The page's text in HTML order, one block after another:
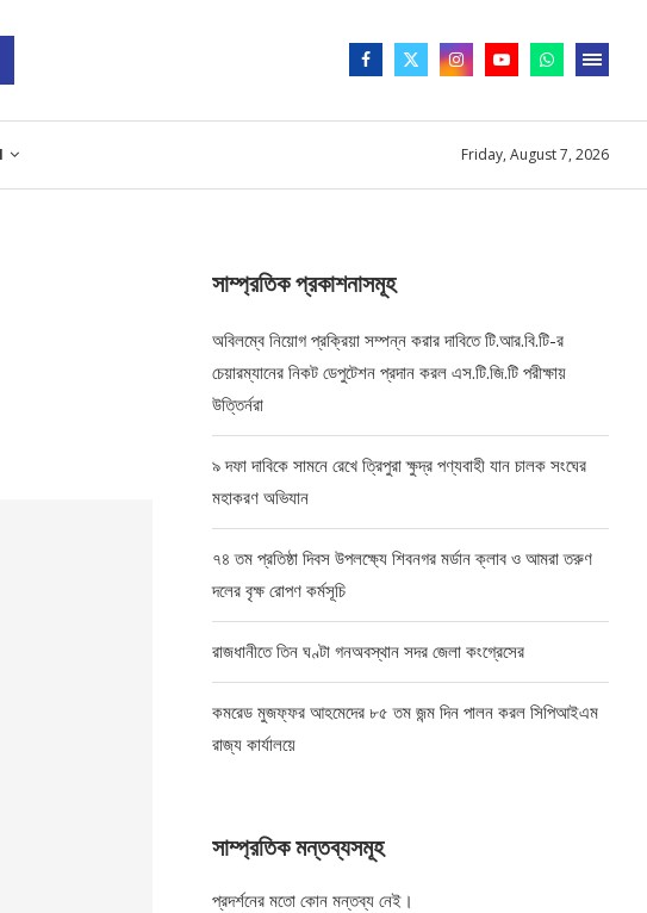
Friday, August 7, 2026
সাম্প্রতিক প্রকাশনাসমূহ
অবিলম্বে নিয়োগ প্রক্রিয়া সম্পন্ন করার দাবিতে টি.আর.বি.টি-র
চেয়ারম্যানের নিকট ডেপুটেশন প্রদান করল এস.টি.জি.টি পরীক্ষায়
উত্তির্নরা
৯ দফা দাবিকে সামনে রেখে ত্রিপুরা ক্ষুদ্র পণ্যবাহী যান চালক সংঘের
মহাকরণ অভিযান
৭৪ তম প্রতিষ্ঠা দিবস উপলক্ষ্যে শিবনগর মর্ডান ক্লাব ও আমরা তরুণ
দলের বৃক্ষ রোপণ কর্মসূচি
রাজধানীতে তিন ঘণ্টা গনঅবস্থান সদর জেলা কংগ্রেসের
কমরেড মুজফ্ফর আহমেদের ৮৫ তম জন্ম দিন পালন করল সিপিআইএম
রাজ্য কার্যালয়ে
সাম্প্রতিক মন্তব্যসমূহ
প্রদর্শনের মতো কোন মন্তব্য নেই।